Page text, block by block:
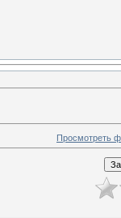
Просмотреть